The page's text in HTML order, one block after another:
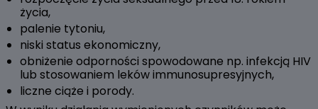
życia,
palenie tytoniu,
niski status ekonomiczny,
obniżenie odporności spowodowane np. infekcją HIV
lub stosowaniem leków immunosupresyjnych,
liczne ciąże i porody.